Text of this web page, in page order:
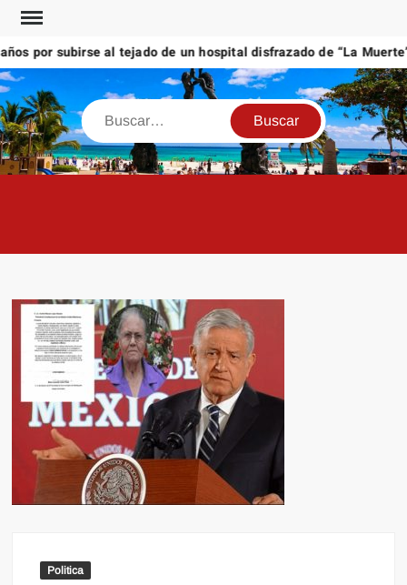
Saltar
contenido
por subirse al tejado de un hospital disfrazado de “La Muerte”
Buscar
Politica